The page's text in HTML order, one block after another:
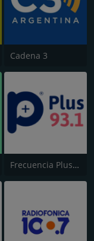
Cadena 3
Frecuencia Plus FM